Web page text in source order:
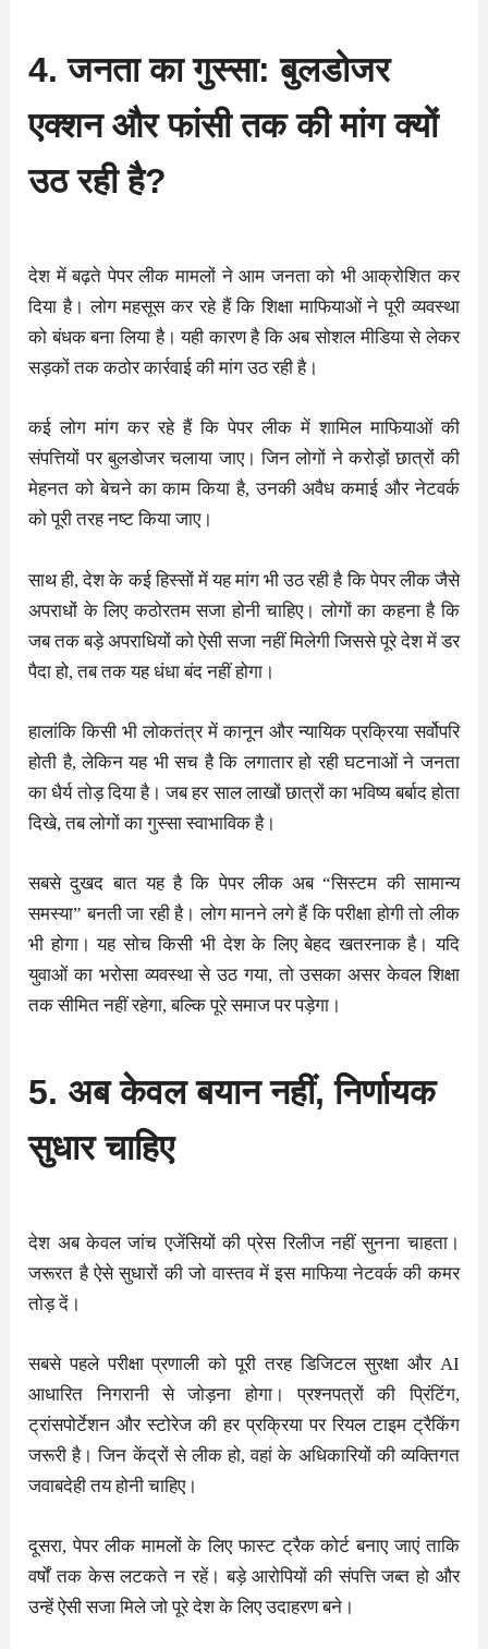
4. जनता का गुस्सा: बुलडोजर
एक्शन और फांसी तक की मांग क्यों
उठ रही है?
देश में बढ़ते पेपर लीक मामलों ने आम जनता को भी आक्रोशित कर
दिया है। लोग महसूस कर रहे हैं कि शिक्षा माफियाओं ने पूरी व्यवस्था
को बंधक बना लिया है। यही कारण है कि अब सोशल मीडिया से लेकर
सड़कों तक कठोर कार्रवाई की मांग उठ रही है।
कई लोग मांग कर रहे हैं कि पेपर लीक में शामिल माफियाओं की
संपत्तियों पर बुलडोजर चलाया जाए। जिन लोगों ने करोड़ों छात्रों की
मेहनत को बेचने का काम किया है, उनकी अवैध कमाई और नेटवर्क
को पूरी तरह नष्ट किया जाए।
साथ ही, देश के कई हिस्सों में यह मांग भी उठ रही है कि पेपर लीक जैसे
अपराधों के लिए कठोरतम सजा होनी चाहिए। लोगों का कहना है कि
जब तक बड़े अपराधियों को ऐसी सजा नहीं मिलेगी जिससे पूरे देश में डर
पैदा हो, तब तक यह धंधा बंद नहीं होगा।
हालांकि किसी भी लोकतंत्र में कानून और न्यायिक प्रक्रिया सर्वोपरि
होती है, लेकिन यह भी सच है कि लगातार हो रही घटनाओं ने जनता
का धैर्य तोड़ दिया है। जब हर साल लाखों छात्रों का भविष्य बर्बाद होता
दिखे, तब लोगों का गुस्सा स्वाभाविक है।
सबसे दुखद बात यह है कि पेपर लीक अब “सिस्टम की सामान्य
समस्या” बनती जा रही है। लोग मानने लगे हैं कि परीक्षा होगी तो लीक
भी होगा। यह सोच किसी भी देश के लिए बेहद खतरनाक है। यदि
युवाओं का भरोसा व्यवस्था से उठ गया, तो उसका असर केवल शिक्षा
तक सीमित नहीं रहेगा, बल्कि पूरे समाज पर पड़ेगा।
5. अब केवल बयान नहीं, निर्णायक
सुधार चाहिए
देश अब केवल जांच एजेंसियों की प्रेस रिलीज नहीं सुनना चाहता।
जरूरत है ऐसे सुधारों की जो वास्तव में इस माफिया नेटवर्क की कमर
तोड़ दें।
सबसे पहले परीक्षा प्रणाली को पूरी तरह डिजिटल सुरक्षा और AI
आधारित निगरानी से जोड़ना होगा। प्रश्नपत्रों की प्रिंटिंग,
ट्रांसपोर्टेशन और स्टोरेज की हर प्रक्रिया पर रियल टाइम ट्रैकिंग
जरूरी है। जिन केंद्रों से लीक हो, वहां के अधिकारियों की व्यक्तिगत
जवाबदेही तय होनी चाहिए।
दूसरा, पेपर लीक मामलों के लिए फास्ट ट्रैक कोर्ट बनाए जाएं ताकि
वर्षों तक केस लटकते न रहें। बड़े आरोपियों की संपत्ति जब्त हो और
उन्हें ऐसी सजा मिले जो पूरे देश के लिए उदाहरण बने।